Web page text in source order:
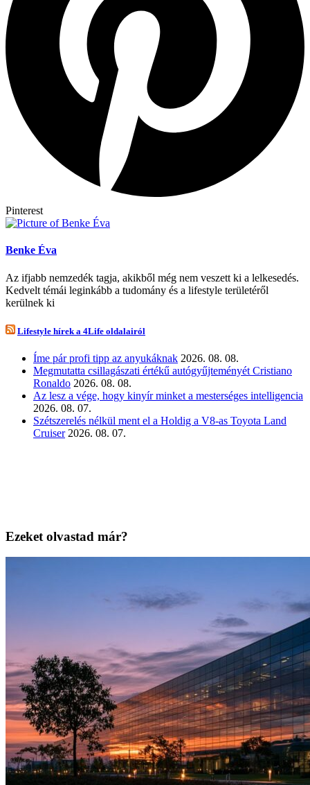
Pinterest
Benke Éva
Az ifjabb nemzedék tagja, akikből még nem veszett ki a lelkesedés.
Kedvelt témái leginkább a tudomány és a lifestyle területéről
kerülnek ki
Lifestyle hírek a 4Life oldalairól
Íme pár profi tipp az anyukáknak 2026. 08. 08.
Megmutatta csillagászati értékű autógyűjteményét Cristiano
Ronaldo 2026. 08. 08.
Az lesz a vége, hogy kinyír minket a mesterséges intelligencia
2026. 08. 07.
Szétszerelés nélkül ment el a Holdig a V8-as Toyota Land
Cruiser 2026. 08. 07.
Ezeket olvastad már?